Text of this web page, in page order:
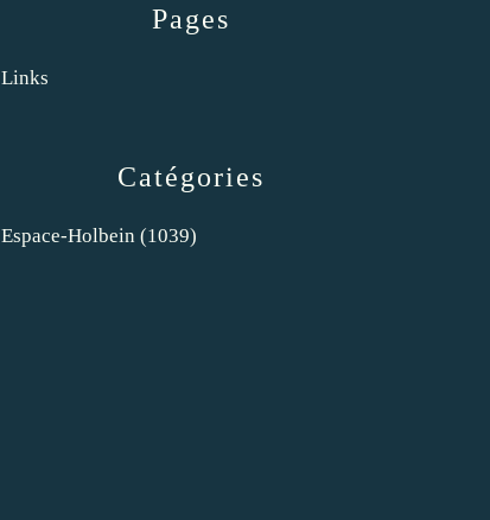
Catégories
Espace-Holbein (1039)
Pages
Links